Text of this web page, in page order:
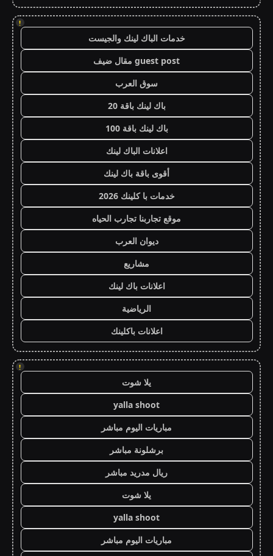
!
خدمات الباك لينك والجيست
guest post مقال ضيف
سوق العرب
باك لينك باقة 20
باك لينك باقة 100
اعلانات الباك لينك
أقوى باقة باك لينك
خدمات با كلينك 2026
موقع تجاربنا تجارب الحياه
ديوان العرب
مشاريع
اعلانات باك لينك
الرياضية
اعلانات باكلينك
!
يلا شوت
yalla shoot
مباريات اليوم مباشر
برشلونة مباشر
ريال مدريد مباشر
يلا شوت
yalla shoot
مباريات اليوم مباشر